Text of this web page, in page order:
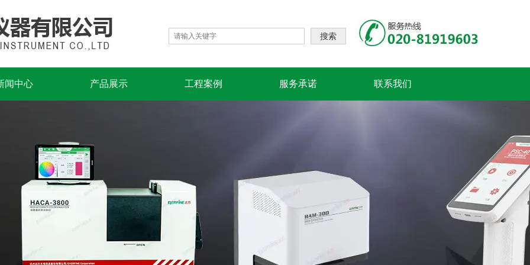
搜索
闻中心 产品展示 工程案例 服务承诺 联系我们